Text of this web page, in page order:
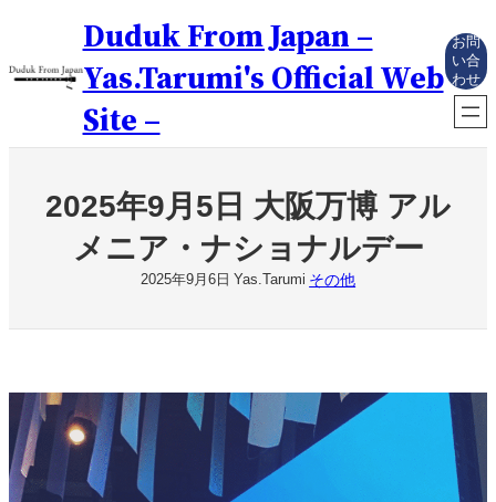
ス
プ
Duduk From Japan –
Yas.Tarumi's Official Web
Site –
お問
い合
わせ
2025年9月5日 大阪万博 アル
メニア・ナショナルデー
2025年9月6日 Yas.Tarumi その他